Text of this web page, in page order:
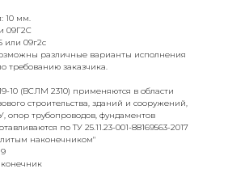
10 мм.
09Г2С
или 09г2с
различные варианты исполнения
требованию заказчика.
10 (ВСЛМ 2310) применяются в области
строительства, зданий и сооружений,
опор трубопроводов, фундаментов
по ТУ 25.11.23-001-88169563-2017
наконечником"